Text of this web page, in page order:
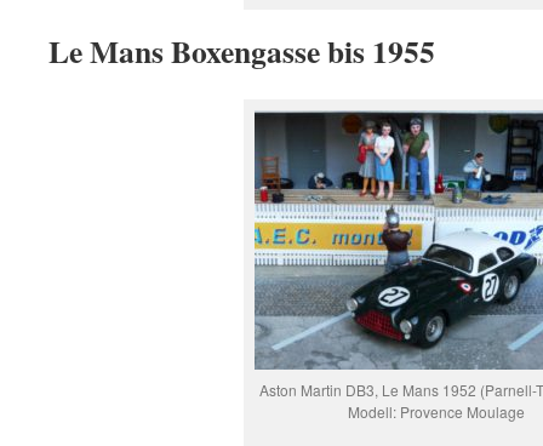
Le Mans Boxengasse bis 1955
Aston Martin DB3, Le Mans 1952 (Parnell-
Modell: Provence Moulage